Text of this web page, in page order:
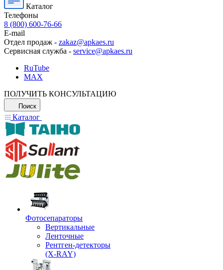
Каталог
Телефоны
8 (800) 600-76-66
E-mail
Отдел продаж - zakaz@apkaes.ru
Сервисная служба - service@apkaes.ru
RuTube
MAX
ПОЛУЧИТЬ КОНСУЛЬТАЦИЮ
Поиск
Каталог
Фотосепараторы
Вертикальные
Ленточные
Рентген-детекторы
(X-RAY)